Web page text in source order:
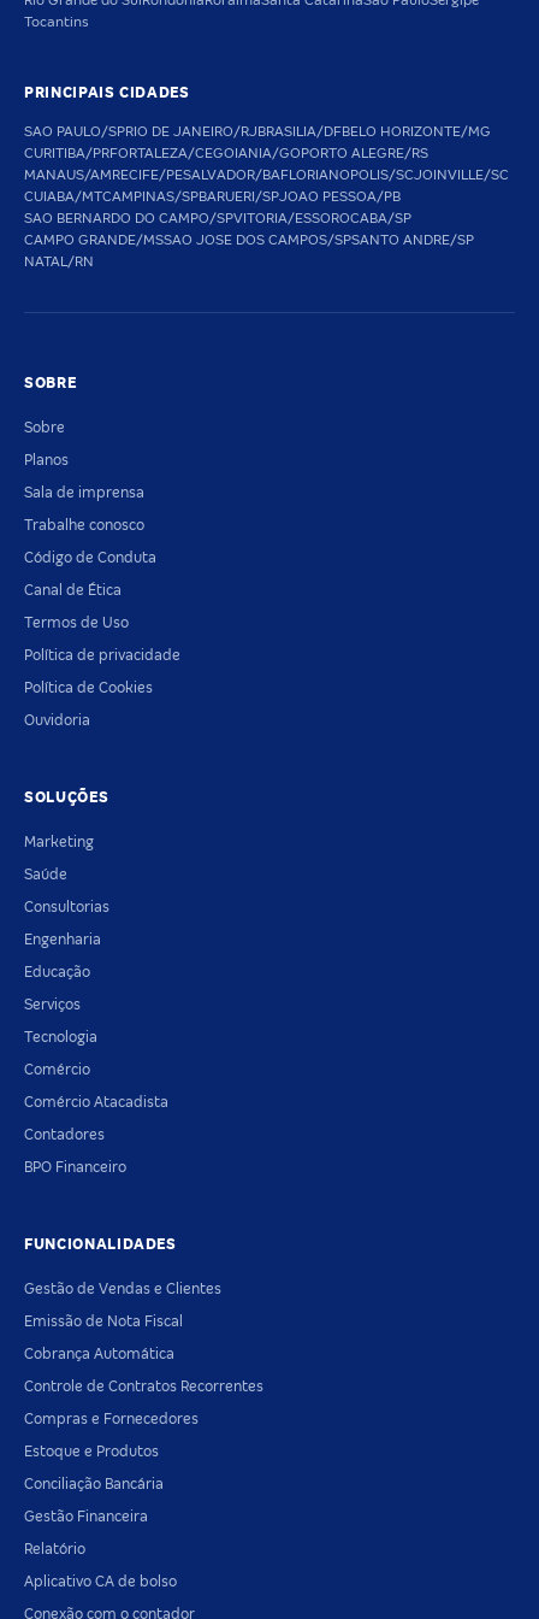
Tocantins
PRINCIPAIS CIDADES
SAO PAULO/SPRIO DE JANEIRO/RJBRASILIA/DFBELO HORIZONTE/MG
CURITIBA/PRFORTALEZA/CEGOIANIA/GOPORTO ALEGRE/RS
MANAUS/AMRECIFE/PESALVADOR/BAFLORIANOPOLIS/SCJOINVILLE/SC
CUIABA/MTCAMPINAS/SPBARUERI/SPJOAO PESSOA/PB
SAO BERNARDO DO CAMPO/SPVITORIA/ESSOROCABA/SP
CAMPO GRANDE/MSSAO JOSE DOS CAMPOS/SPSANTO ANDRE/SP
NATAL/RN
SOBRE
Sobre
Planos
Sala de imprensa
Trabalhe conosco
Código de Conduta
Canal de Ética
Termos de Uso
Política de privacidade
Política de Cookies
Ouvidoria
SOLUÇÕES
Marketing
Saúde
Consultorias
Engenharia
Educação
Serviços
Tecnologia
Comércio
Comércio Atacadista
Contadores
BPO Financeiro
FUNCIONALIDADES
Gestão de Vendas e Clientes
Emissão de Nota Fiscal
Cobrança Automática
Controle de Contratos Recorrentes
Compras e Fornecedores
Estoque e Produtos
Conciliação Bancária
Gestão Financeira
Relatório
Aplicativo CA de bolso
Conexão com o contador